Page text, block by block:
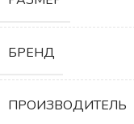
БРЕНД
ПРОИЗВОДИТЕЛЬ